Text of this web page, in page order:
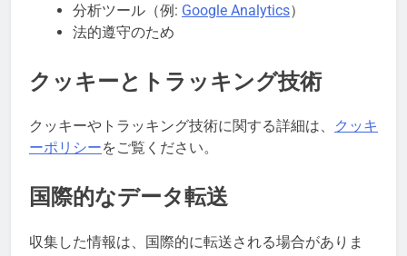
分析ツール（例: Google Analytics）
法的遵守のため
クッキーとトラッキング技術
クッキーやトラッキング技術に関する詳細は、
クッキ
ーポリシーをご覧ください。
国際的なデータ転送
収集した情報は、国際的に転送される場合がありま